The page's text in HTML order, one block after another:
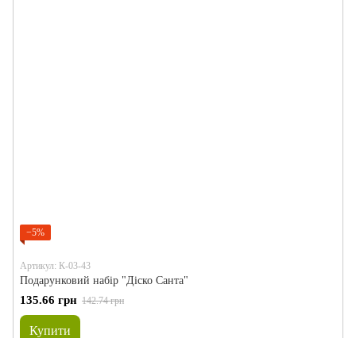
−5%
Артикул: К-03-43
Подарунковий набір "Діско Санта"
135.66 грн 142.74 грн
Купити